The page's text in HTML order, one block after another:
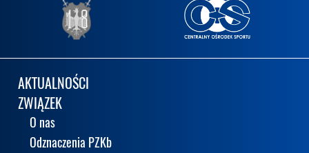
AKTUALNOŚCI
ZWIĄZEK
O nas
Odznaczenia PZKb